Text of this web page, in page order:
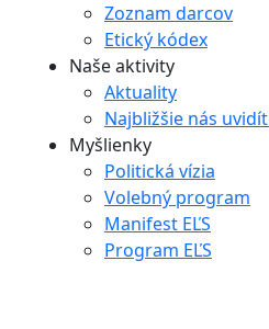
Zoznam darcov
Etický kódex
Naše aktivity
Aktuality
Najbližšie nás
Myšlienky
Politická vízia
Volebný program
Manifest EĽS
Program EĽS